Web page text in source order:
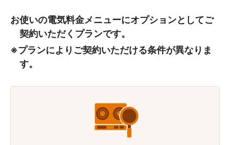
お使いの電気料金メニューにオプションとしてご
契約いただくプランです。
※プランによりご契約いただける条件が異なりま
す。